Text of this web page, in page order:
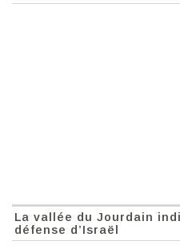
La vallée du Jourdain
défense d’Israël